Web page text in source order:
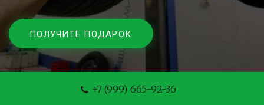
ПОЛУЧИТЕ ПОДАРОК
+7 (999) 665-92-36